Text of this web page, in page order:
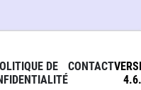
DE
CONTACT